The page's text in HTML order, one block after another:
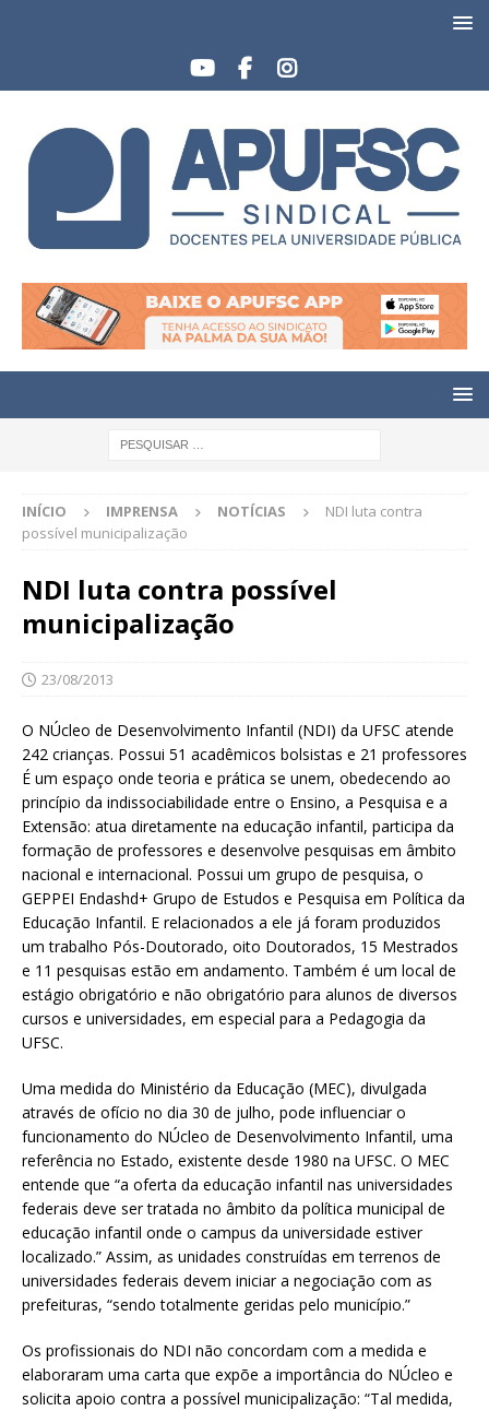
INÍCIO IMPRENSA NOTÍCIAS
NDI luta contra
possível municipalização
NDI luta contra possível
municipalização
23/08/2013
O NÚcleo de Desenvolvimento Infantil (NDI) da UFSC atende
242 crianças. Possui 51 acadêmicos bolsistas e 21 professores
É um espaço onde teoria e prática se unem, obedecendo ao
princípio da indissociabilidade entre o Ensino, a Pesquisa e a
Extensão: atua diretamente na educação infantil, participa da
formação de professores e desenvolve pesquisas em âmbito
nacional e internacional. Possui um grupo de pesquisa, o
GEPPEI Endashd+ Grupo de Estudos e Pesquisa em Política da
Educação Infantil. E relacionados a ele já foram produzidos
um trabalho Pós-Doutorado, oito Doutorados, 15 Mestrados
e 11 pesquisas estão em andamento. Também é um local de
estágio obrigatório e não obrigatório para alunos de diversos
cursos e universidades, em especial para a Pedagogia da
UFSC.
Uma medida do Ministério da Educação (MEC), divulgada
através de ofício no dia 30 de julho, pode influenciar o
funcionamento do NÚcleo de Desenvolvimento Infantil, uma
referência no Estado, existente desde 1980 na UFSC. O MEC
entende que “a oferta da educação infantil nas universidades
federais deve ser tratada no âmbito da política municipal de
educação infantil onde o campus da universidade estiver
localizado.” Assim, as unidades construídas em terrenos de
universidades federais devem iniciar a negociação com as
prefeituras, “sendo totalmente geridas pelo município.”
Os profissionais do NDI não concordam com a medida e
elaboraram uma carta que expõe a importância do NÚcleo e
solicita apoio contra a possível municipalização: “Tal medida,